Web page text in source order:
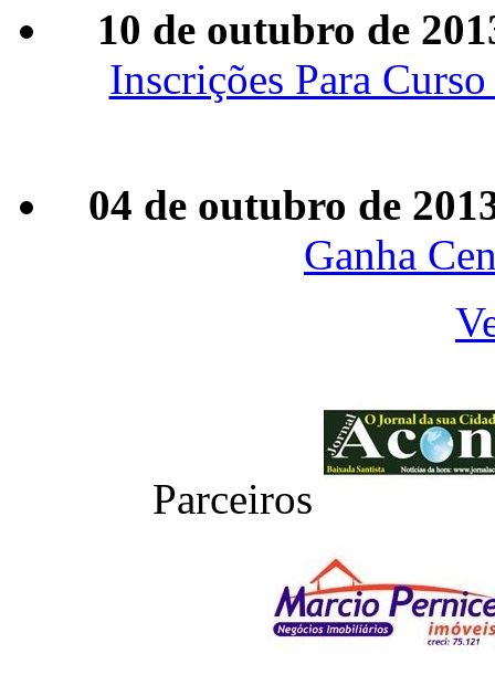
10 de outubro de
Inscrições Para
04 de outubro de
Ganha
Parceiros